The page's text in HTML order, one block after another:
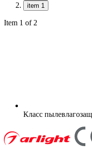
item 1
Item 1 of 2
Класс